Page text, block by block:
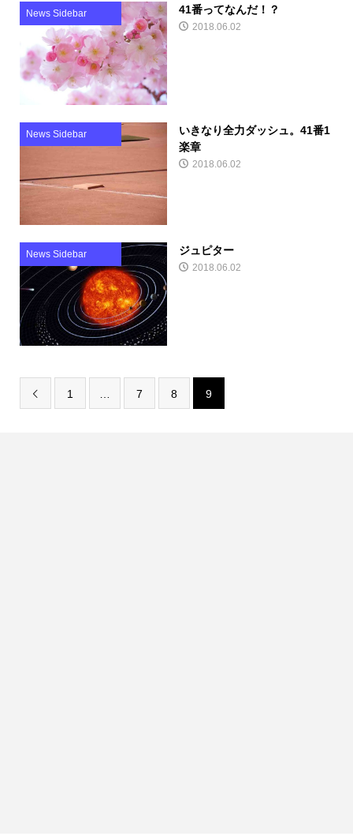
News Sidebar 41番ってなんだ！？
2018.06.02
News Sidebar
いきなり全力ダッシュ。41番1
楽章
2018.06.02
News Sidebar ジュピター
2018.06.02
 1 7 8 9